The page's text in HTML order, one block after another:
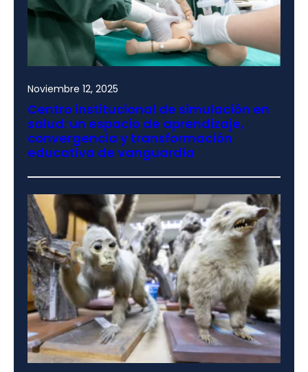
Noviembre 12, 2025
Centro institucional de simulación en
salud: un espacio de aprendizaje,
convergencia y transformación
educativa de vanguardia